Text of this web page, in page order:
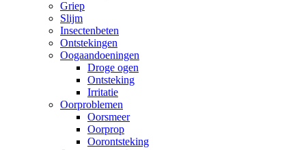
Griep
Slijm
Insectenbeten
Ontstekingen
Oogaandoeningen
Droge ogen
Ontsteking
Irritatie
Oorproblemen
Oorsmeer
Oorprop
Oorontsteking